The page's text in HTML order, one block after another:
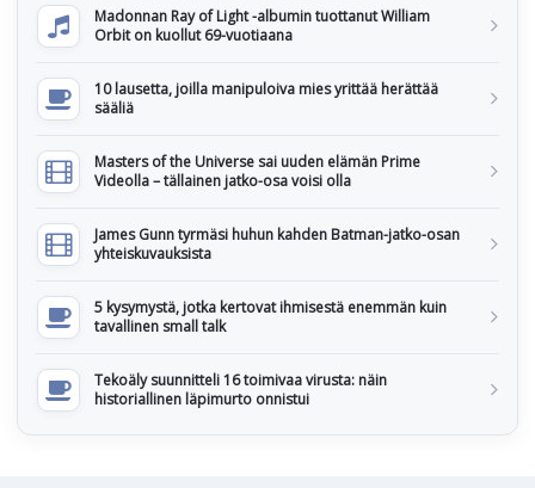
Madonnan Ray of Light -albumin tuottanut William
Orbit on kuollut 69-vuotiaana
10 lausetta, joilla manipuloiva mies yrittää herättää
sääliä
Masters of the Universe sai uuden elämän Prime
Videolla – tällainen jatko-osa voisi olla
James Gunn tyrmäsi huhun kahden Batman-jatko-osan
yhteiskuvauksista
5 kysymystä, jotka kertovat ihmisestä enemmän kuin
tavallinen small talk
Tekoäly suunnitteli 16 toimivaa virusta: näin
historiallinen läpimurto onnistui